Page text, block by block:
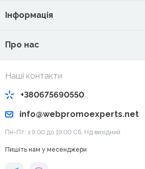
Інформація
Про нас
Наші контакти
+380675690550
info@webpromoexperts.net
Пн-Пт: з 9:00 до 19:00 Cб, Нд вихідний
Пишіть нам у месенджери